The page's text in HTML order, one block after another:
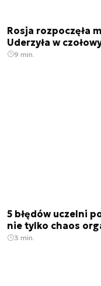
Rosja rozpoczęła
Uderzyła w
9 min.
5 błędów uczelni
nie tylko chaos
3 min.